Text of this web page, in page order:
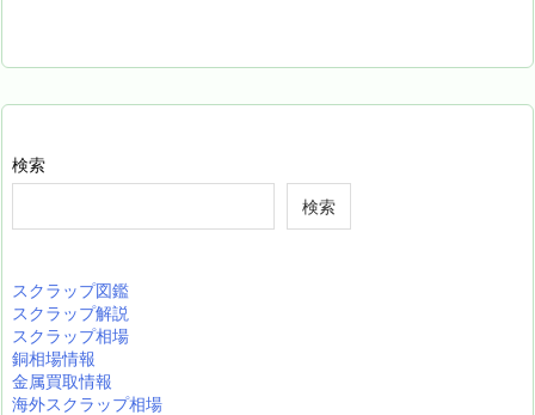
検索
検索
スクラップ図鑑
スクラップ解説
スクラップ相場
銅相場情報
金属買取情報
海外スクラップ相場